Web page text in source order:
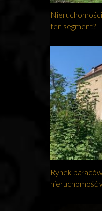
ten segment?
Rynek
nieruchomość